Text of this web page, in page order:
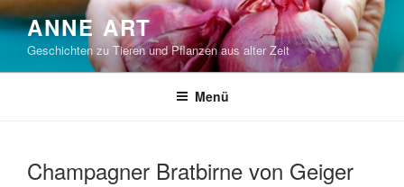
Zum
Inhalt
springen
ANNE ART
Geschichten zu Tieren und Pflanzen aus alter Zeit
Menü
Champagner Bratbirne von Geiger